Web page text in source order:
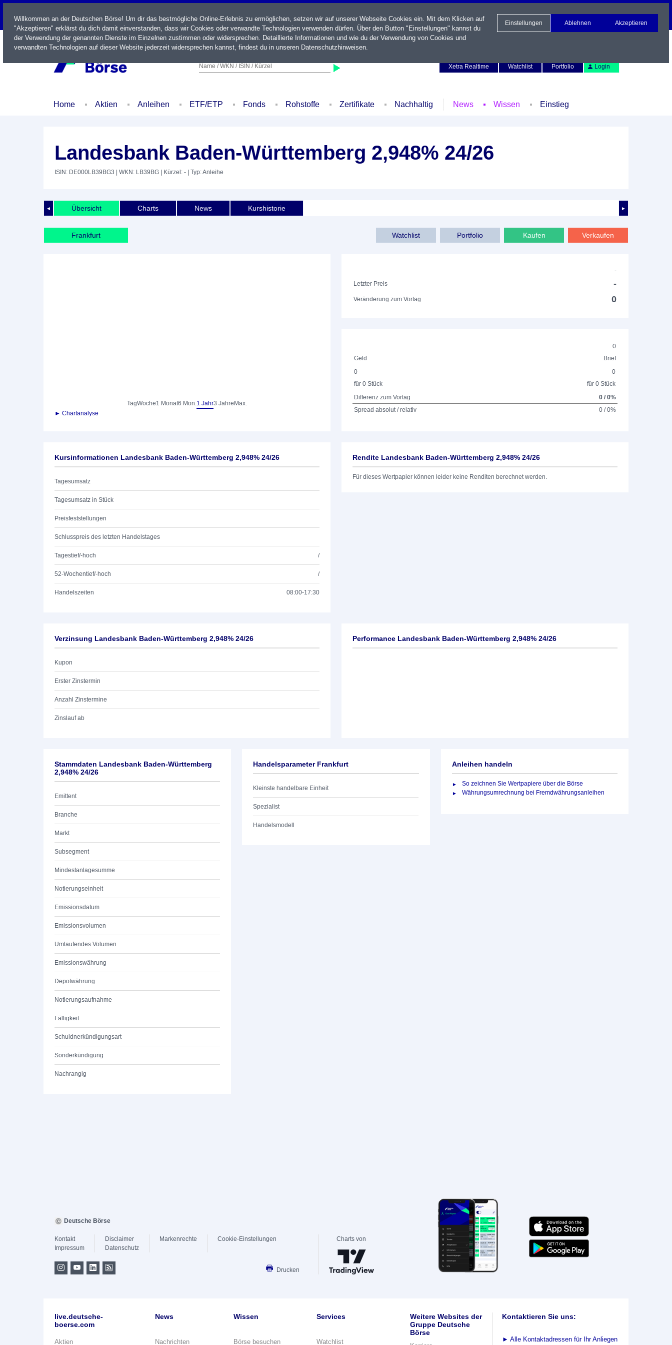
LIVE
Name / WKN / ISIN / Kürzel
Xetra Realtime
Watchlist Portfolio Login
Home Aktien Anleihen ETF/ETP Fonds Rohstoffe Zertifikate Nachhaltig News Wissen Einstieg
Landesbank Baden-Württemberg 2,948% 24/26
ISIN: DE000LB39BG3 | WKN: LB39BG | Kürzel: - | Typ: Anleihe
◄ ►
Übersicht Charts News Kurshistorie
Frankfurt Verkaufen
Kaufen
Portfolio
Watchlist
TagWoche1 Monat6 Mon.1 Jahr3 Jahre Max.
► Chartanalyse
-
Letzter Preis
-
Veränderung zum Vortag 0
0
Geld
Brief
0
für 0 Stück
0
für 0 Stück
Differenz zum Vortag
0 / 0%
Spread absolut / relativ
0 / 0%
Kursinformationen Landesbank Baden-Württemberg 2,948% 24/26
Tagesumsatz
Tagesumsatz in Stück
Preisfeststellungen
Schlusspreis des letzten Handelstages
Tagestief/-hoch /
52-Wochentief/-hoch /
Handelszeiten 08:00-17:30
Rendite Landesbank Baden-Württemberg 2,948% 24/26
Für dieses Wertpapier können leider keine Renditen berechnet werden.
Verzinsung Landesbank Baden-Württemberg 2,948% 24/26
Kupon
Erster Zinstermin
Anzahl Zinstermine
Zinslauf ab
Performance Landesbank Baden-Württemberg 2,948% 24/26
Stammdaten Landesbank Baden-Württemberg
2,948% 24/26
Emittent
Branche
Markt
Subsegment
Mindestanlagesumme
Notierungseinheit
Emissionsdatum
Emissionsvolumen
Umlaufendes Volumen
Emissionswährung
Depotwährung
Notierungsaufnahme
Fälligkeit
Schuldnerkündigungsart
Sonderkündigung
Nachrangig
Handelsparameter Frankfurt
Kleinste handelbare Einheit
Spezialist
Handelsmodell
Anleihen handeln
So zeichnen Sie Wertpapiere über die Börse
Währungsumrechnung bei Fremdwährungsanleihen
Willkommen an der Deutschen Börse! Um dir das bestmögliche Online-Erlebnis zu ermöglichen, setzen wir auf unserer Webseite Cookies ein. Mit dem Klicken auf
"Akzeptieren" erklärst du dich damit einverstanden, dass wir Cookies oder verwandte Technologien verwenden dürfen. Über den Button "Einstellungen" kannst du
der Verwendung der genannten Dienste im Einzelnen zustimmen oder widersprechen. Detaillierte Informationen und wie du der Verwendung von Cookies und
verwandten Technologien auf dieser Website jederzeit widersprechen kannst, findest du in unseren Datenschutzhinweisen.
Einstellungen Ablehnen Akzeptieren
Deutsche Börse
Kontakt
Impressum
Disclaimer
Datenschutz
Markenrechte Cookie-Einstellungen
Drucken
Charts von
live.deutsche-
boerse.com
Aktien
News
Nachrichten
Wissen
Börse besuchen
Services
Watchlist
Weitere Websites der
Gruppe Deutsche
Börse
Kontaktieren Sie uns:
► Alle Kontaktadressen für Ihr Anliegen